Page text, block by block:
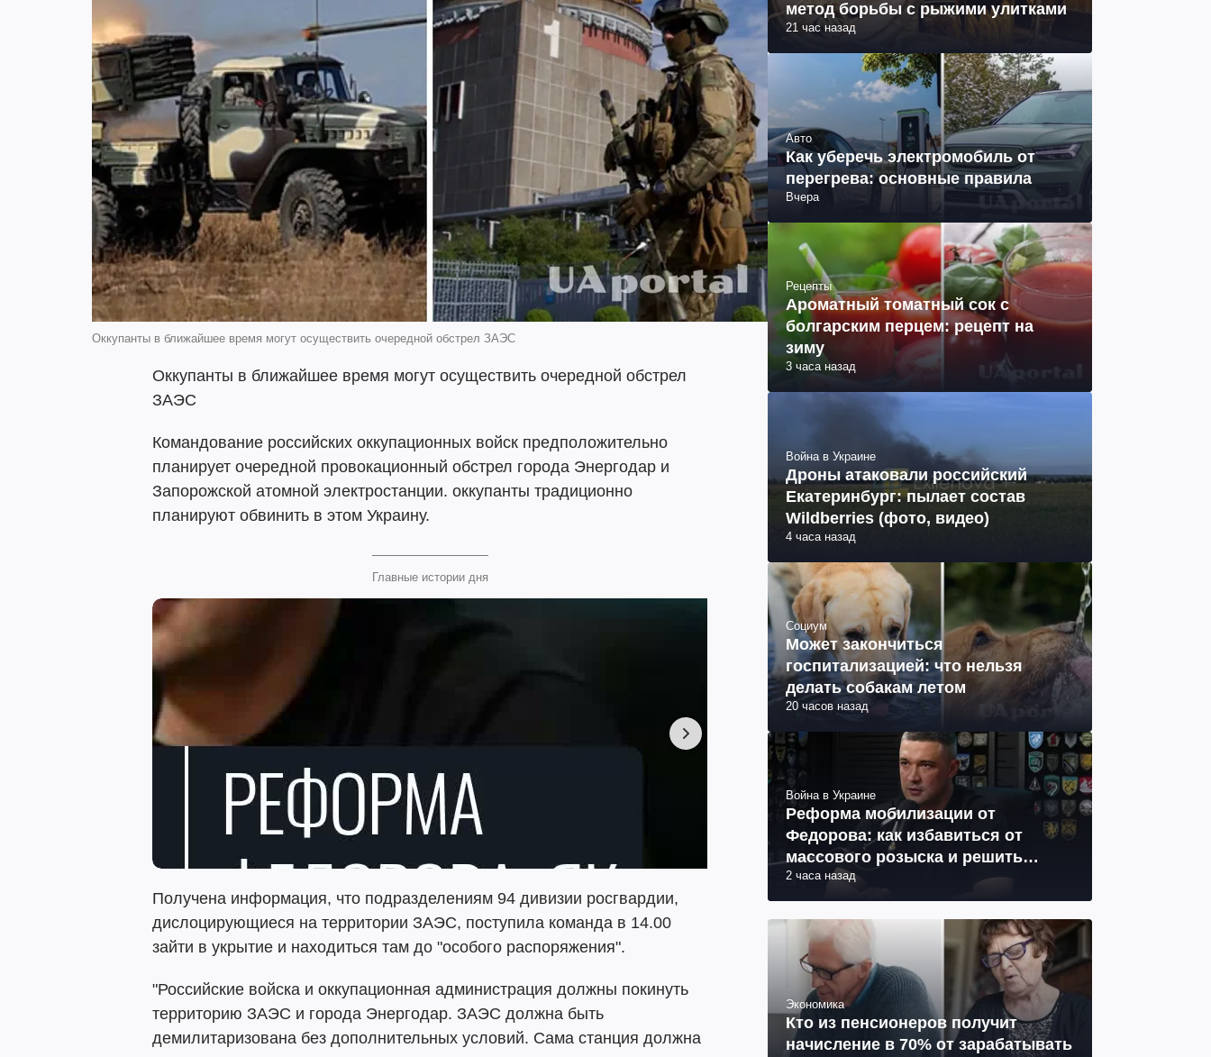
Оккупанты в ближайшее время могут осуществить очередной обстрел ЗАЭС
Оккупанты в ближайшее время могут осуществить очередной обстрел
ЗАЭС
Командование российских оккупационных войск предположительно
планирует очередной провокационный обстрел города Энергодар и
Запорожской атомной электростанции. оккупанты традиционно
планируют обвинить в этом Украину.
Главные истории дня
Получена информация, что подразделениям 94 дивизии росгвардии,
дислоцирующиеся на территории ЗАЭС, поступила команда в 14.00
зайти в укрытие и находиться там до "особого распоряжения".
"Российские войска и оккупационная администрация должны покинуть
территорию ЗАЭС и города Энергодар. ЗАЭС должна быть
демилитаризована без дополнительных условий. Сама станция должна
метод борьбы с рыжими улитками
21 час назад
Авто
Как уберечь электромобиль от
перегрева: основные правила
Вчера
Рецепты
Ароматный томатный сок с
болгарским перцем: рецепт на
зиму
3 часа назад
Война в Украине
Дроны атаковали российский
Екатеринбург: пылает состав
Wildberries (фото, видео)
4 часа назад
Социум
Может закончиться
госпитализацией: что нельзя
делать собакам летом
20 часов назад
Война в Украине
Реформа мобилизации от
Федорова: как избавиться от
массового розыска и решить
проблему СОЧ
2 часа назад
Экономика
Кто из пенсионеров получит
начисление в 70% от зарабатывать